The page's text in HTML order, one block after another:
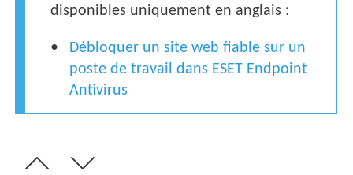
disponibles uniquement en anglais :
Débloquer un site web fiable sur un
poste de travail dans ESET Endpoint
Antivirus